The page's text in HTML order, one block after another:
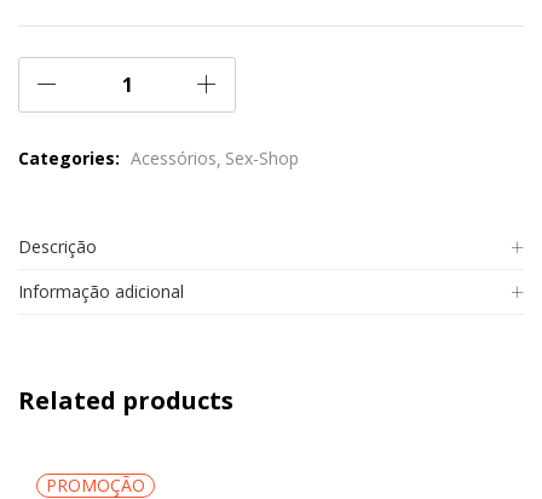
Categories: Acessórios Sex-Shop
Descrição
Informação adicional
Related products
PROMOÇÃO